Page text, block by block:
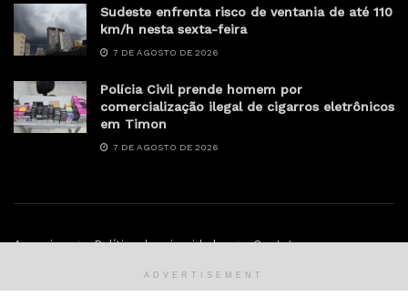
Sudeste enfrenta risco de ventania de até 110
km/h nesta sexta-feira
7 DE AGOSTO DE 2026
Polícia Civil prende homem por
comercialização ilegal de cigarros eletrônicos
em Timon
7 DE AGOSTO DE 2026
Anunciar Política de privacidade Contato
ADVERTISEMENT